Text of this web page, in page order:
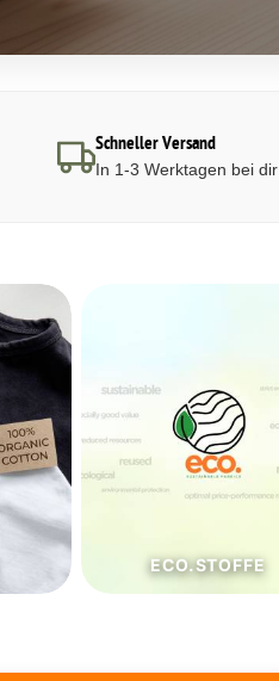
Schneller Versand
In 1-3 Werktagen bei dir
JEANSOPTIK